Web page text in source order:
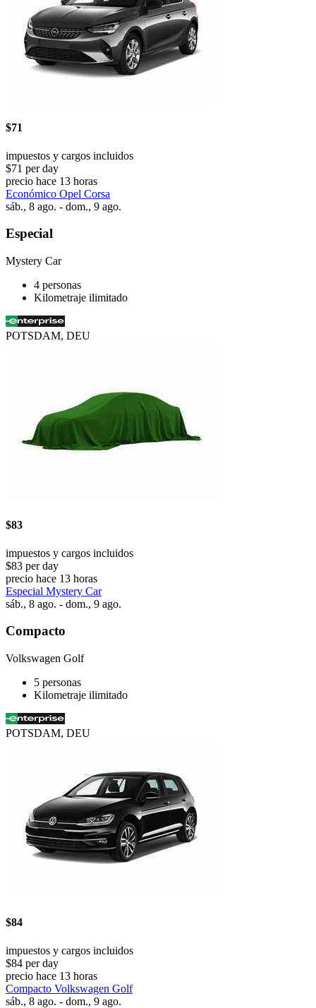
$71
impuestos y cargos incluidos
$71 per day
precio hace 13 horas
Económico Opel Corsa
sáb., 8 ago. - dom., 9 ago.
Especial
Mystery Car
4 personas
Kilometraje ilimitado
POTSDAM, DEU
$83
impuestos y cargos incluidos
$83 per day
precio hace 13 horas
Especial Mystery Car
sáb., 8 ago. - dom., 9 ago.
Compacto
Volkswagen Golf
5 personas
Kilometraje ilimitado
POTSDAM, DEU
$84
impuestos y cargos incluidos
$84 per day
precio hace 13 horas
Compacto Volkswagen Golf
sáb., 8 ago. - dom., 9 ago.